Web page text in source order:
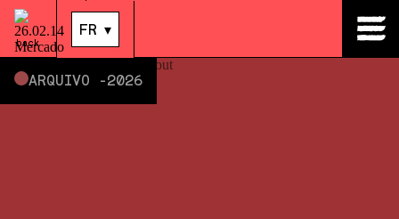
back
FR ▾
ARQUIVO -2026